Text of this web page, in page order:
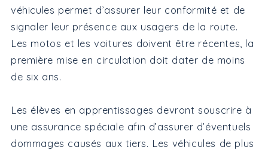
véhicules permet d’assurer leur conformité et de
signaler leur présence aux usagers de la route.
Les motos et les voitures doivent être récentes, la
première mise en circulation doit dater de moins
de six ans.
Les élèves en apprentissages devront souscrire à
une assurance spéciale afin d’assurer d’éventuels
dommages causés aux tiers. Les véhicules de plus